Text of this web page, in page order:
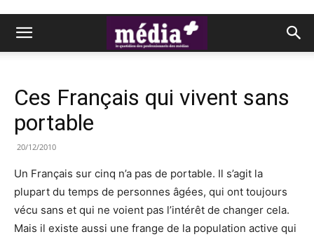
Ces Français qui vivent sans
portable
20/12/2010
Un Français sur cinq n’a pas de portable. Il s’agit la
plupart du temps de personnes âgées, qui ont toujours
vécu sans et qui ne voient pas l’intérêt de changer cela.
Mais il existe aussi une frange de la population active qui